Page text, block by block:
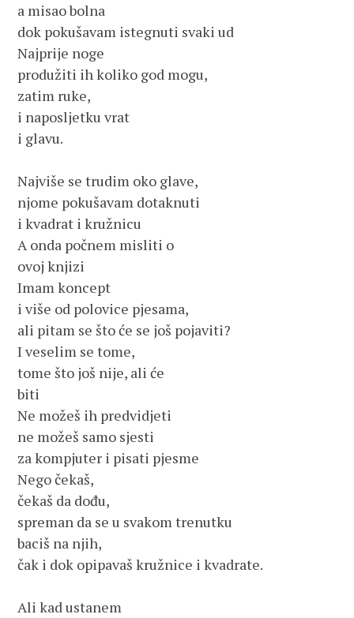
a misao bolna
dok pokušavam istegnuti svaki ud
Najprije noge
produžiti ih koliko god mogu,
zatim ruke,
i naposljetku vrat
i glavu.
Najviše se trudim oko glave,
njome pokušavam dotaknuti
i kvadrat i kružnicu
A onda počnem misliti o
ovoj knjizi
Imam koncept
i više od polovice pjesama,
ali pitam se što će se još pojaviti?
I veselim se tome,
tome što još nije, ali će
biti
Ne možeš ih predvidjeti
ne možeš samo sjesti
za kompjuter i pisati pjesme
Nego čekaš,
čekaš da dođu,
spreman da se u svakom trenutku
baciš na njih,
čak i dok opipavaš kružnice i kvadrate.
Ali kad ustanem